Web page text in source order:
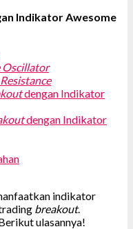
Indikator Awesome
Oscillator
Resistance
dengan Indikator
dengan Indikator
indikator
breakout.
ulasannya!